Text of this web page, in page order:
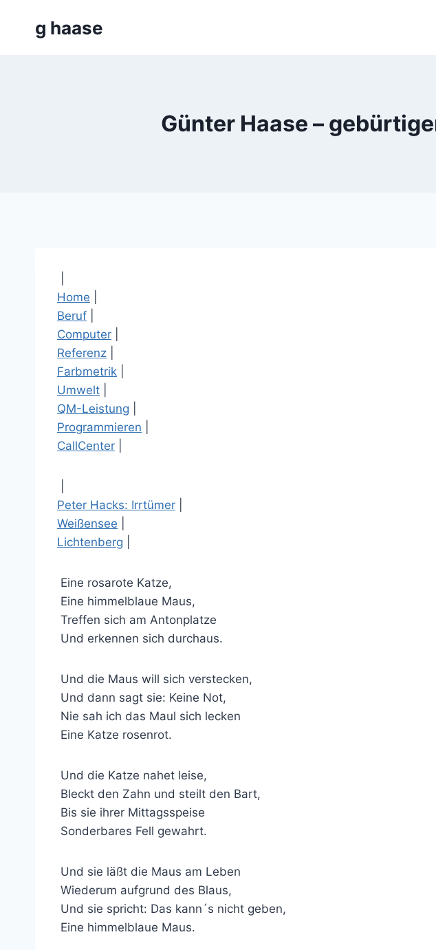
g haase
Günter Haase –
Home
Beruf
Computer
Referenz
Farbmetrik
Umwelt
QM-Leistung
Programmieren
CallCenter
Peter Hacks: Irrtümer
Weißensee
Lichtenberg
Eine rosarote Katze,
Eine himmelblaue Maus,
Treffen sich am Antonplatze
Und erkennen sich durchaus.
Und die Maus will sich verstecken,
Und dann sagt sie: Keine Not,
Nie sah ich das Maul sich lecken
Eine Katze rosenrot.
Und die Katze nahet leise,
Bleckt den Zahn und steilt den Bart,
Bis sie ihrer Mittagsspeise
Sonderbares Fell gewahrt.
Und sie läßt die Maus am Leben
Wiederum aufgrund des Blaus,
Und sie spricht: Das kann´s nicht geben,
Eine himmelblaue Maus.